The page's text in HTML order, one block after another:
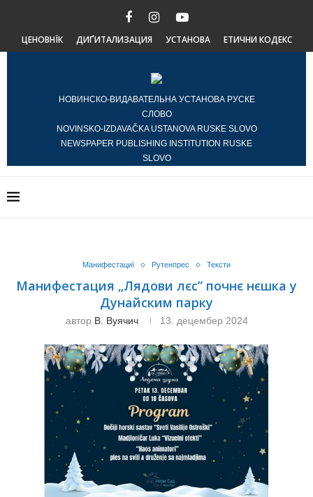
ЦЕНОВНЇК ДИҐИТАЛИЗАЦИЯ УСТАНОВА ЕТИЧНИ КОДЕКС
НОВИНСКО-ВИДАВАТЕЛЬНА УСТАНОВА РУСКЕ
СЛОВО
NOVINSKO-IZDAVAČKA USTANOVA RUSKE SLOVO
NEWSPAPER PUBLISHING INSTITUTION RUSKE
SLOVO
Манифестациї Рутенпрес Тексти
Манифестация „Лядови лєс” почнє нєшка у
Дунайским парку
автор В. Вуячич 13. децембер 2024